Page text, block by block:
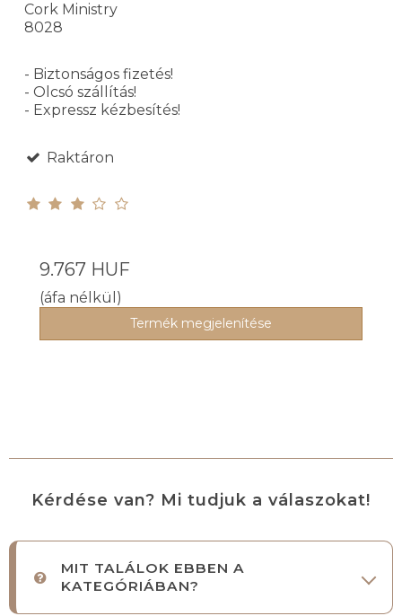
Cork Ministry
8028
- Biztonságos fizetés!
- Olcsó szállítás!
- Expressz kézbesítés!
Raktáron
9.767 HUF
(áfa nélkül)
Termék megjelenítése
Kérdése van? Mi tudjuk a válaszokat!
MIT TALÁLOK EBBEN A
KATEGÓRIÁBAN?